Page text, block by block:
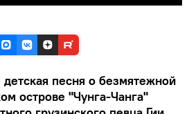
песня о безмятежной
острове "Чунга-Чанга"